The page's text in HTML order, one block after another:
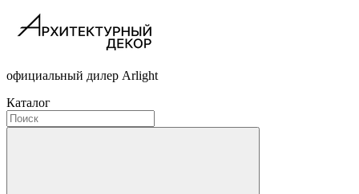
официальный дилер Arlight
Каталог